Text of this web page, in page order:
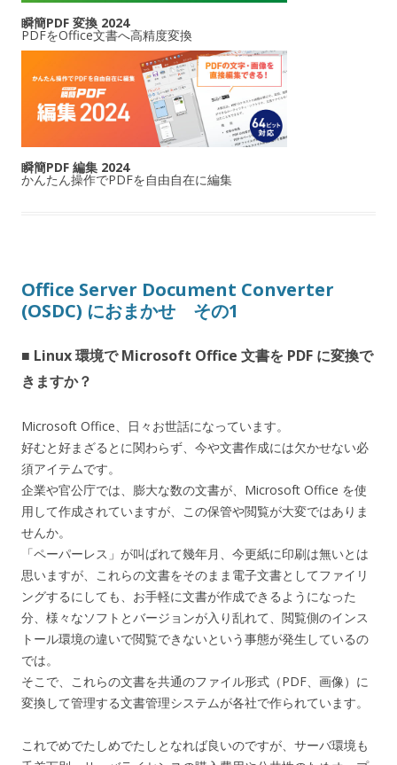
瞬簡PDF 変換 2024
PDFをOffice文書へ高精度変換
瞬簡PDF 編集 2024
かんたん操作でPDFを自由自在に編集
Office Server Document Converter
(OSDC) におまかせ その1
■ Linux 環境で Microsoft Office 文書を PDF に変換で
きますか？
Microsoft Office、日々お世話になっています。
好むと好まざるとに関わらず、今や文書作成には欠かせない必
須アイテムです。
企業や官公庁では、膨大な数の文書が、Microsoft Office を使
用して作成されていますが、この保管や閲覧が大変ではありま
せんか。
「ペーパーレス」が叫ばれて幾年月、今更紙に印刷は無いとは
思いますが、これらの文書をそのまま電子文書としてファイリ
ングするにしても、お手軽に文書が作成できるようになった
分、様々なソフトとバージョンが入り乱れて、閲覧側のインス
トール環境の違いで閲覧できないという事態が発生しているの
では。
そこで、これらの文書を共通のファイル形式（PDF、画像）に
変換して管理する文書管理システムが各社で作られています。
これでめでたしめでたしとなれば良いのですが、サーバ環境も